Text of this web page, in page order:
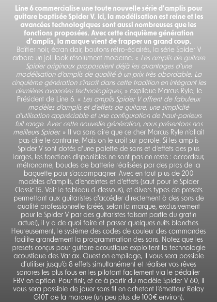
Line 6 commercialise une toute nouvelle série d’amplis pour
guitare baptisée Spider V. Ici, la modélisation est reine et les
avancées technologiques sont aussi nombreuses que les
fonctions proposées. Avec cette cinquième génération
d’amplis, la marque vient de frapper un grand coup.
Boîtier noir, écran clair, boutons rétro-éclairés, la série Spider V
arbore un joli look résolument moderne. « Les amplis de guitare
Spider originaux proposaient déjà les avantages d’une
modélisation d’amplis de qualité à un prix très abordable. La
cinquième génération s’inscrit dans cette tradition en intégrant les
dernières avancées technologiques, » explique Marcus Ryle, le
Président de Line 6. « Les amplis Spider V offrent de fabuleux
modèles d’amplis et d’effets de guitare, une simplicité
d’utilisation appréciable et une configuration de haut-parleurs
full range. Avec cette nouvelle génération, nous présentons nos
meilleurs Spider. » Il va sans dire que ce cher Marcus Ryle n’allait
pas dire le contraire. Mais on le croit sur parole. Si les amplis
Spider V sont dotés d’une palette de sons et d’effets des plus
larges, les fonctions disponibles ne sont pas en reste : accordeur,
métronome, boucles de batterie réalisées par des pros de la
baguette pour s’accompagner. Avec en tout plus de 200
modèles d’amplis, d’enceintes et d’effets (sauf pour le Spider
Classic 15. Voir le tableau ci-dessous), et divers types de presets
permettant aux guitaristes d’accéder directement à des sons de
qualité professionnelle (créés, selon la marque, exclusivement
pour le Spider V par des guitaristes faisant partie du gratin
actuel), il y a de quoi faire et passer quelques nuits blanches.
Heureusement, le système des codes de couleur des commandes
facilite grandement la programmation des sons. Notez que les
presets conçus pour guitare acoustique exploitent la technologie
acoustique des Variax. Question empilage, il vous sera possible
d’utiliser jusqu’à 8 effets simultanément et réaliser vos rêves
sonores les plus fous en les pilotant facilement via le pédalier
FBV en option. Pour finir, et ce à partir du modèle Spider V 60, il
vous sera possible de jouer sans fil en achetant l’émetteur Relay
G10T de la marque (un peu plus de 100€ environ).